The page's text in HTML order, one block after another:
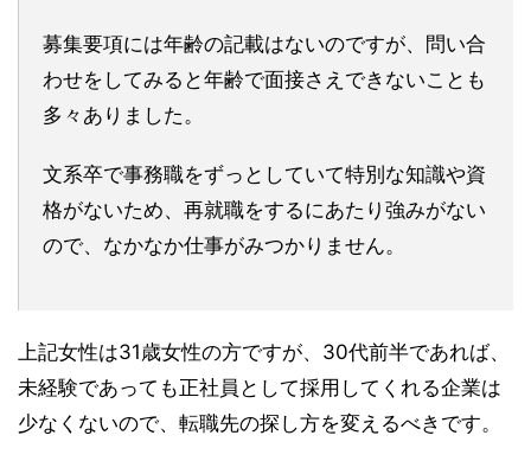
募集要項には年齢の記載はないのですが、問い合
わせをしてみると年齢で面接さえできないことも
多々ありました。
文系卒で事務職をずっとしていて特別な知識や資
格がないため、再就職をするにあたり強みがない
ので、なかなか仕事がみつかりません。
上記女性は31歳女性の方ですが、30代前半であれば、
未経験であっても正社員として採用してくれる企業は
少なくないので、転職先の探し方を変えるべきです。